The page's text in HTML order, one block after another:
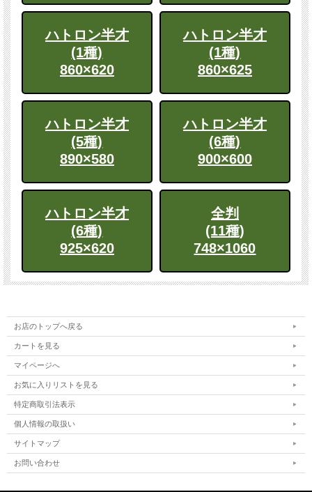
ハトロン半才
(1種)
860×620
ハトロン半才
(1種)
860×625
ハトロン半才
(5種)
890×580
ハトロン半才
(6種)
900×600
ハトロン半才
(6種)
925×620
全判
(11種)
748×1060
お店のトップへ戻る
カートを見る
マイページへ
お気に入りリストを見る
特定商取引法表示
個人情報の取扱い
サイトマップ
お問い合わせ